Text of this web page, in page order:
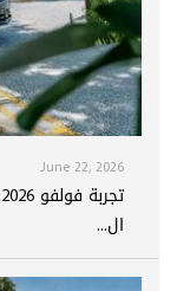
June 22, 2026
ال...